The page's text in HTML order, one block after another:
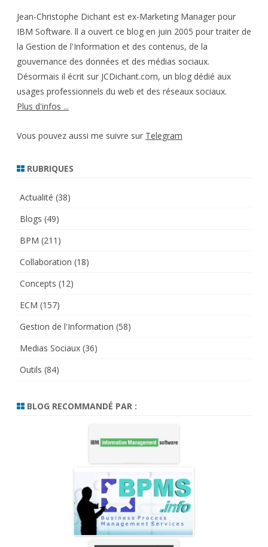
Jean-Christophe Dichant est ex-Marketing Manager pour
IBM Software. ll a ouvert ce blog en juin 2005 pour traiter de
la Gestion de l'Information et des contenus, de la
gouvernance des données et des médias sociaux.
Désormais il écrit sur JCDichant.com, un blog dédié aux
usages professionnels du web et des réseaux sociaux.
Plus d'infos ...
Vous pouvez aussi me suivre sur Telegram
RUBRIQUES
Actualité (38)
Blogs (49)
BPM (211)
Collaboration (18)
Concepts (12)
ECM (157)
Gestion de l'Information (58)
Medias Sociaux (36)
Outils (84)
BLOG RECOMMANDÉ PAR :